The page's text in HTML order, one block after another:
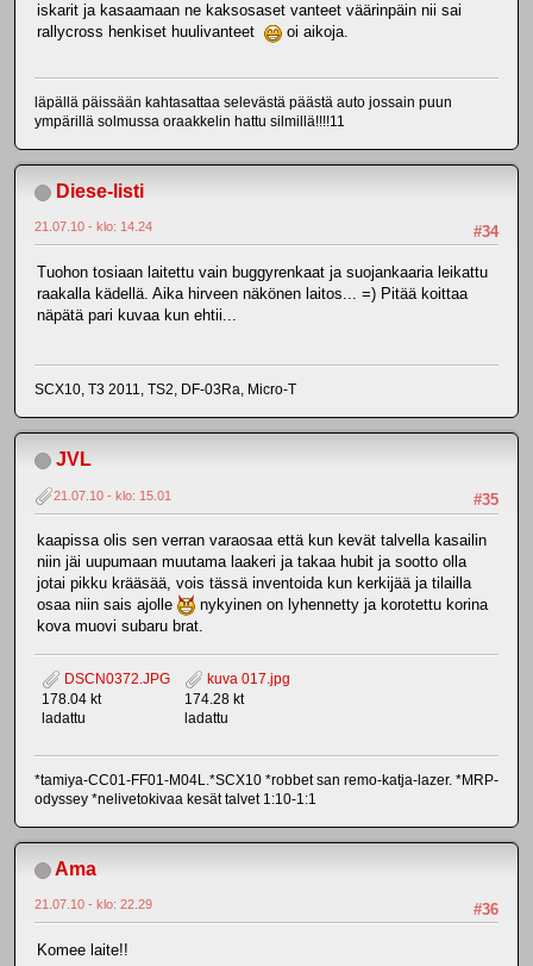
iskarit ja kasaamaan ne kaksosaset vanteet väärinpäin nii sai
rallycross henkiset huulivanteet
oi aikoja.
läpällä päissään kahtasattaa selevästä päästä auto jossain puun
ympärillä solmussa oraakkelin hattu silmillä!!!!11
Diese-listi
#34
21.07.10 - klo: 14.24
Tuohon tosiaan laitettu vain buggyrenkaat ja suojankaaria leikattu
raakalla kädellä. Aika hirveen näkönen laitos... =) Pitää koittaa
näpätä pari kuvaa kun ehtii...
SCX10, T3 2011, TS2, DF-03Ra, Micro-T
JVL
#35
21.07.10 - klo: 15.01
kaapissa olis sen verran varaosaa että kun kevät talvella kasailin
niin jäi uupumaan muutama laakeri ja takaa hubit ja sootto olla
jotai pikku krääsää, vois tässä inventoida kun kerkijää ja tilailla
osaa niin sais ajolle
nykyinen on lyhennetty ja korotettu korina
kova muovi subaru brat.
DSCN0372.JPG
178.04 kt
ladattu
kuva 017.jpg
174.28 kt
ladattu
*tamiya-CC01-FF01-M04L.*SCX10 *robbet san remo-katja-lazer. *MRP-
odyssey *nelivetokivaa kesät talvet 1:10-1:1
Ama
#36
21.07.10 - klo: 22.29
Komee laite!!